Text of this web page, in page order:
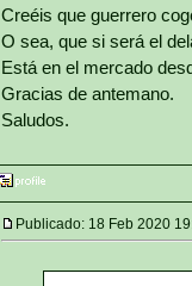
Creéis que guerrero
O sea, que si será el
Está en el mercado
Gracias de antemano.
Saludos.
Publicado: 18 Feb 2020